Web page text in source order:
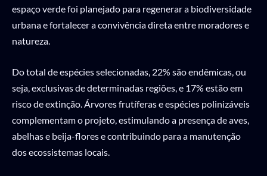
espaço verde foi planejado para regenerar a biodiversidade
urbana e fortalecer a convivência direta entre moradores e
natureza.
Do total de espécies selecionadas, 22% são endêmicas, ou
seja, exclusivas de determinadas regiões, e 17% estão em
risco de extinção. Árvores frutíferas e espécies polinizáveis
complementam o projeto, estimulando a presença de aves,
abelhas e beija-flores e contribuindo para a manutenção
dos ecossistemas locais.